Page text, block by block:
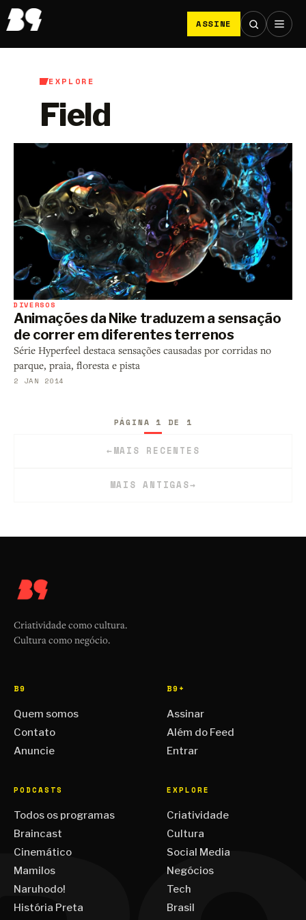
ASSINE
EXPLORE
Field
DIVERSOS
Animações da Nike traduzem a sensação
de correr em diferentes terrenos
Série Hyperfeel destaca sensações causadas por corridas no
parque, praia, floresta e pista
2 JAN 2014
←MAIS RECENTES
PÁGINA 1 DE 1
MAIS ANTIGAS→
Criatividade como cultura.
Cultura como negócio.
B9
Quem somos
Contato
Anuncie
B9+
Assinar
Além do Feed
Entrar
PODCASTS
Todos os programas
Braincast
Cinemático
Mamilos
Naruhodo!
História Preta
EXPLORE
Criatividade
Cultura
Social Media
Negócios
Tech
Brasil